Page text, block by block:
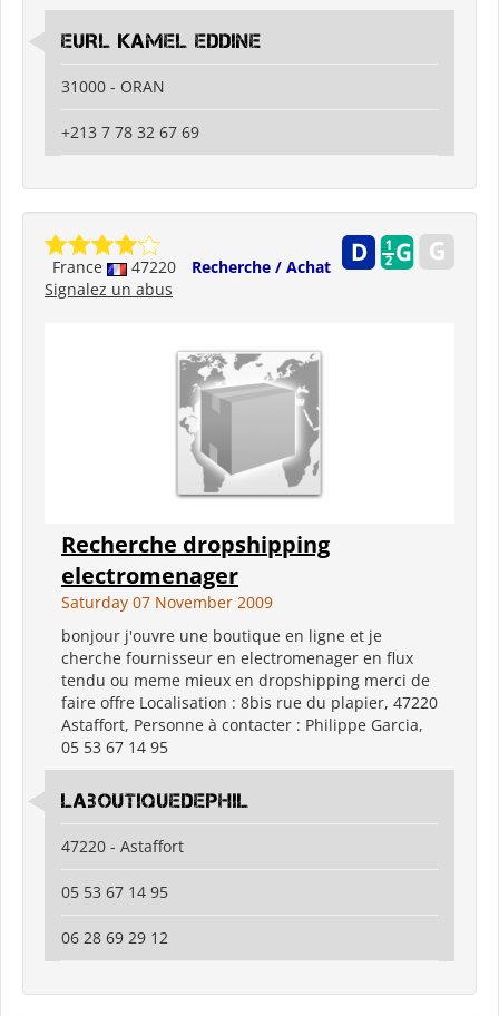
EURL KAMEL EDDINE
31000 - ORAN
+213 7 78 32 67 69
France 47220
Recherche / Achat
Signalez un abus
Recherche dropshipping
electromenager
Saturday 07 November 2009
bonjour j'ouvre une boutique en ligne et je
cherche fournisseur en electromenager en flux
tendu ou meme mieux en dropshipping merci de
faire offre Localisation : 8bis rue du plapier, 47220
Astaffort, Personne à contacter : Philippe Garcia,
05 53 67 14 95
laboutiquedephil
47220 - Astaffort
05 53 67 14 95
06 28 69 29 12